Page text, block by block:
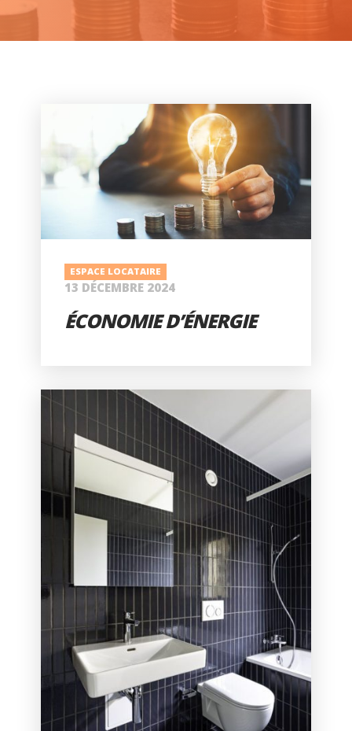
ESPACE LOCATAIRE
13 DÉCEMBRE 2024
ÉCONOMIE D’ÉNERGIE